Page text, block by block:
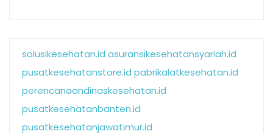
solusikesehatan.id asuransikesehatansyariah.id
pusatkesehatanstore.id pabrikalatkesehatan.id
perencanaandinaskesehatan.id
pusatkesehatanbanten.id
pusatkesehatanjawatimur.id